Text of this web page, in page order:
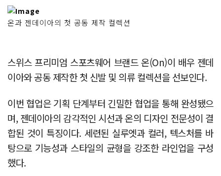
온과 젠데이아의 첫 공동 제작 컬렉션
스위스 프리미엄 스포츠웨어 브랜드 온(On)이 배우 젠데
이아와 공동 제작한 첫 신발 및 의류 컬렉션을 선보인다.
이번 협업은 기획 단계부터 긴밀한 협업을 통해 완성됐으
며, 젠데이아의 감각적인 시선과 온의 디자인 전문성이 결
합된 것이 특징이다. 세련된 실루엣과 컬러, 텍스처를 바
탕으로 기능성과 스타일의 균형을 강조한 라인업을 구성
했다.